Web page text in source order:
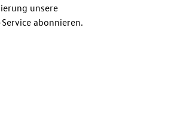
unsere
abonnieren.